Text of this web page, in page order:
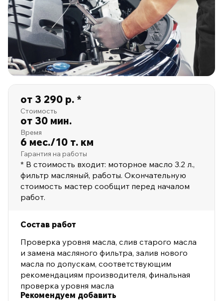
от 3 290 р. *
Стоимость
от 30 мин.
Время
6 мес./10 т. км
Гарантия на работы
* В стоимость входит: моторное масло 3.2 л.,
фильтр масляный, работы. Окончательную
стоимость мастер сообщит перед началом
работ.
Состав работ
Проверка уровня масла, слив старого масла
и замена масляного фильтра, залив нового
масла по допускам, соответствующим
рекомендациям производителя, финальная
проверка уровня масла
Рекомендуем добавить